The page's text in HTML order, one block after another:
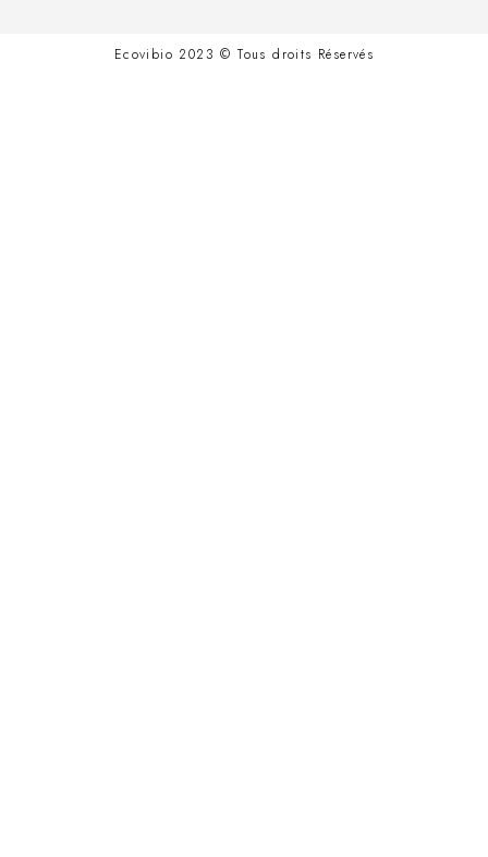
Ecovibio 2023 © Tous droits Réservés